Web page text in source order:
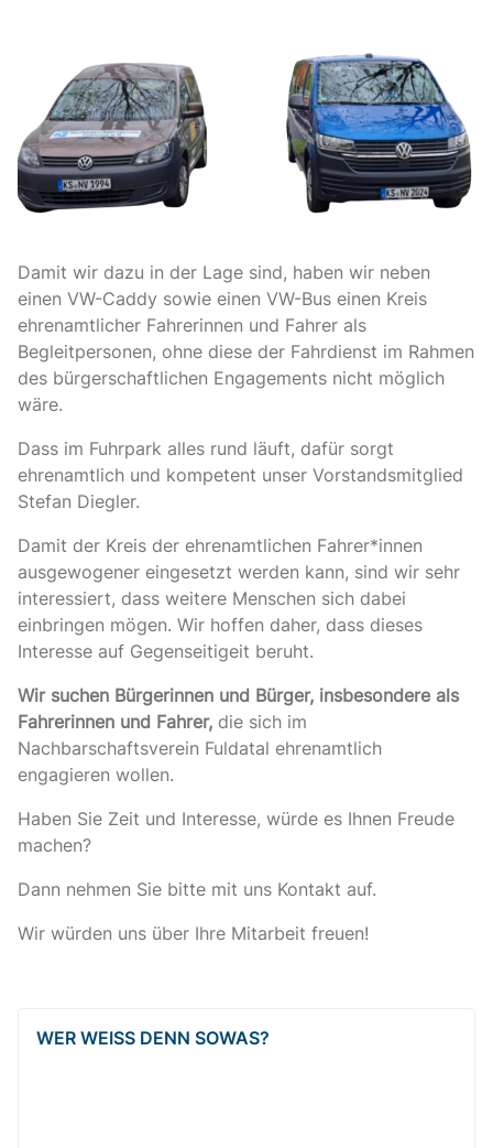
Damit wir dazu in der Lage sind, haben wir neben
einen VW-Caddy sowie einen VW-Bus einen Kreis
ehrenamtlicher Fahrerinnen und Fahrer als
Begleitpersonen, ohne diese der Fahrdienst im Rahmen
des bürgerschaftlichen Engagements nicht möglich
wäre.
Dass im Fuhrpark alles rund läuft, dafür sorgt
ehrenamtlich und kompetent unser Vorstandsmitglied
Stefan Diegler.
Damit der Kreis der ehrenamtlichen Fahrer*innen
ausgewogener eingesetzt werden kann, sind wir sehr
interessiert, dass weitere Menschen sich dabei
einbringen mögen. Wir hoffen daher, dass dieses
Interesse auf Gegenseitigeit beruht.
Wir suchen Bürgerinnen und Bürger, insbesondere als
Fahrerinnen und Fahrer, die sich im
Nachbarschaftsverein Fuldatal ehrenamtlich
engagieren wollen.
Haben Sie Zeit und Interesse, würde es Ihnen Freude
machen?
Dann nehmen Sie bitte mit uns Kontakt auf.
Wir würden uns über Ihre Mitarbeit freuen!
WER WEISS DENN SOWAS?